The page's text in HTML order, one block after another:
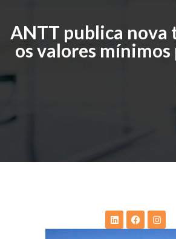
ANTT publica nova
os valores